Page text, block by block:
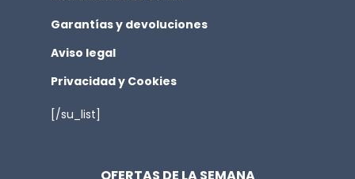
Garantías y devoluciones
Aviso legal
Privacidad y Cookies
[/su_list]